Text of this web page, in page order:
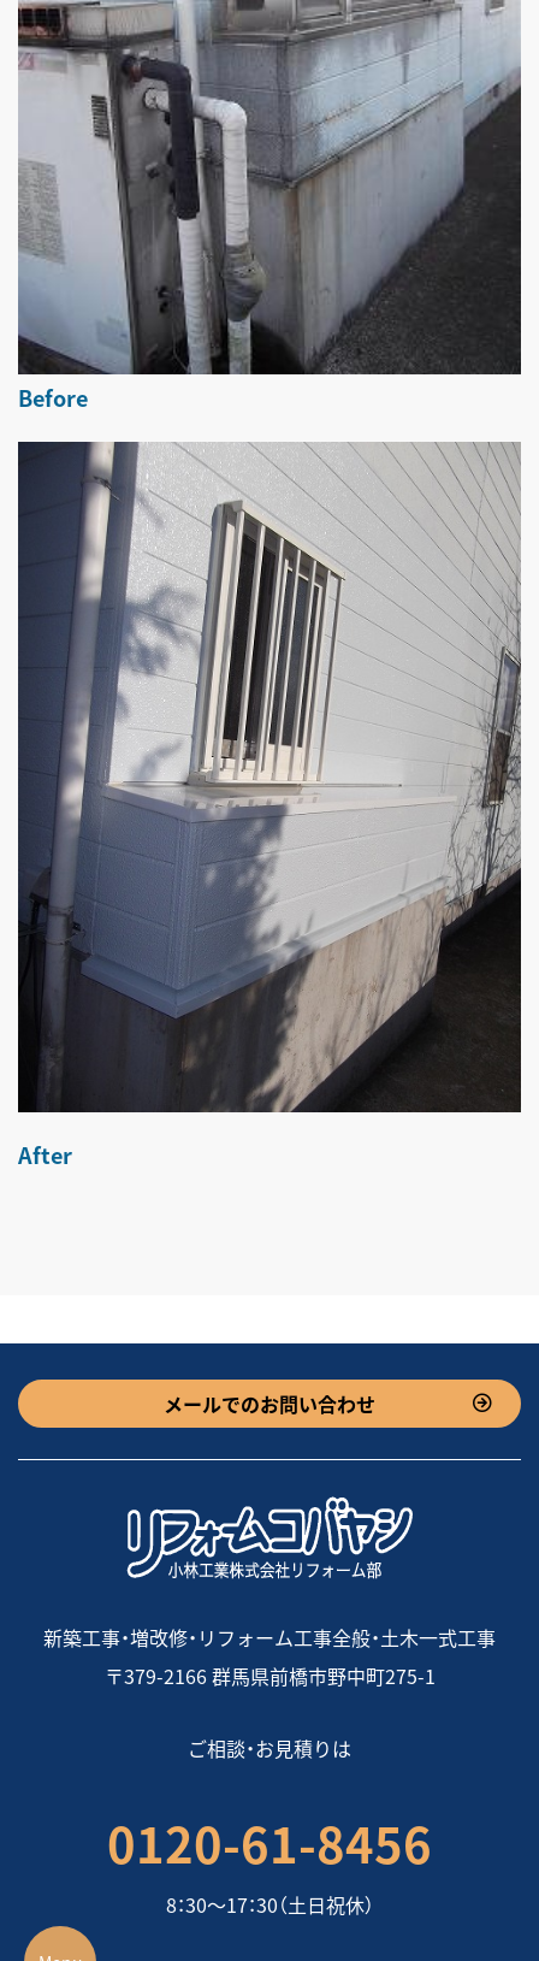
Before
After
メールでのお問い合わせ
新築工事・増改修・リフォーム工事全般・土木一式工事
〒379-2166 群馬県前橋市野中町275-1
ご相談・お見積りは
0120-61-8456
8：30〜17：30（土日祝休）